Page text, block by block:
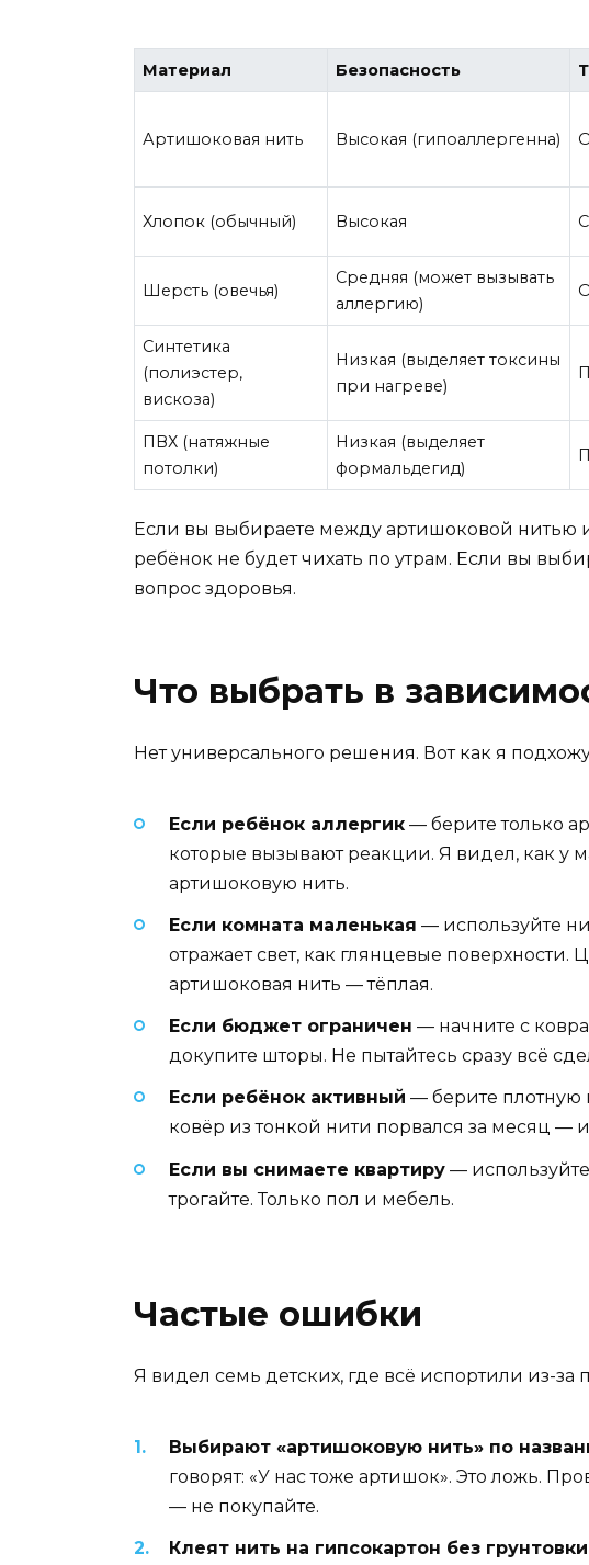
Материал Безопасность
Артишоковая нить Высокая (гипоаллергенна)
Хлопок (обычный) Высокая
Шерсть (овечья)
Средняя (может вызывать
аллергию)
Синтетика
(полиэстер,
вискоза)
Низкая (выделяет токсины
при нагреве)
ПВХ (натяжные
потолки)
Низкая (выделяет
формальдегид)
Если вы выбираете между артишоковой нитью
ребёнок не будет чихать по утрам. Если вы
вопрос здоровья.
Что выбрать в
Нет универсального решения. Вот как я
Если ребёнок аллергик — берите только
которые вызывают реакции. Я видел, как у
артишоковую нить.
Если комната маленькая — используйте
отражает свет, как глянцевые
артишоковая нить — тёплая.
Если бюджет ограничен — начните с
докупите шторы. Не пытайтесь сразу всё
Если ребёнок активный — берите плотную
ковёр из тонкой нити порвался за месяц —
Если вы снимаете квартиру —
трогайте. Только пол и мебель.
Частые ошибки
Я видел семь детских, где всё испортили из-за
Выбирают «артишоковую нить» по
говорят: «У нас тоже артишок». Это ложь.
— не покупайте.
Клеят нить на гипсокартон без